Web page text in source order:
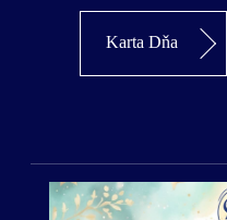
Karta Dňa